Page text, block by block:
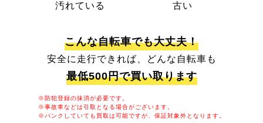
汚れている 古い
こんな自転車でも大丈夫！
安全に走行できれば、どんな自転車も
最低500円で買い取ります
※防犯登録の抹消が必要です。
※事故車などは引取となる場合がございます。
※パンクしていても買取は可能ですが、保証対象外となります。